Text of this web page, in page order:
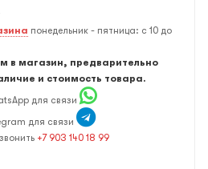
понедельник - пятница: с 10 до
в магазин, предварительно
и стоимость товара.
для связи
для связи
+7 903 140 18 99